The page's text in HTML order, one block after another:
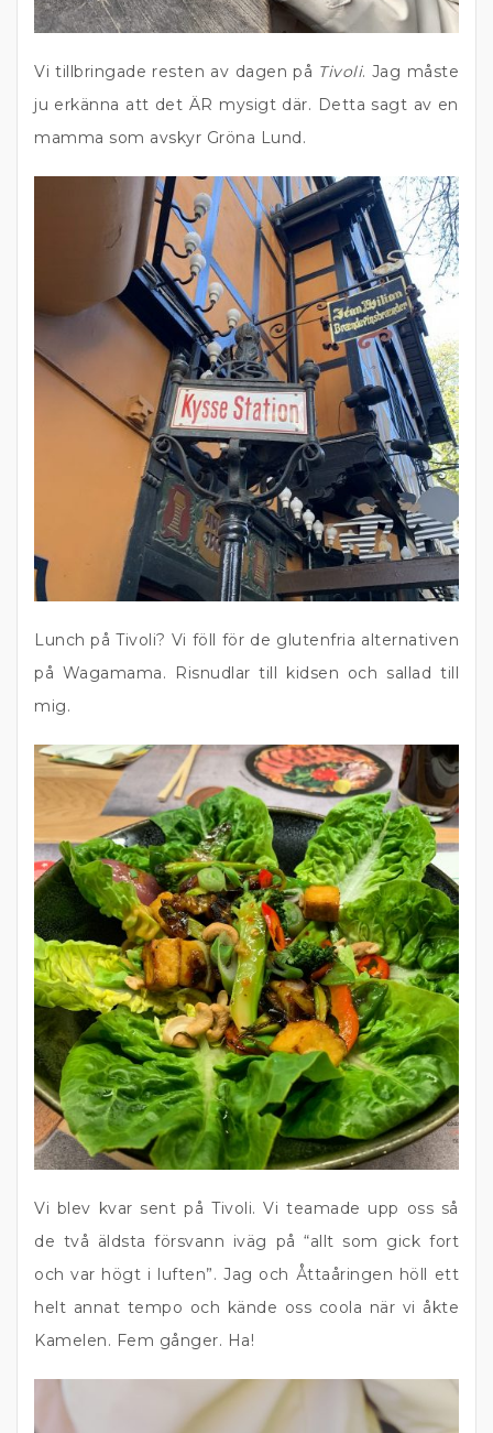
Vi tillbringade resten av dagen på Tivoli. Jag måste
ju erkänna att det ÄR mysigt där. Detta sagt av en
mamma som avskyr Gröna Lund.
Lunch på Tivoli? Vi föll för de glutenfria alternativen
på Wagamama. Risnudlar till kidsen och sallad till
mig.
Vi blev kvar sent på Tivoli. Vi teamade upp oss så
de två äldsta försvann iväg på “allt som gick fort
och var högt i luften”. Jag och Åttaåringen höll ett
helt annat tempo och kände oss coola när vi åkte
Kamelen. Fem gånger. Ha!